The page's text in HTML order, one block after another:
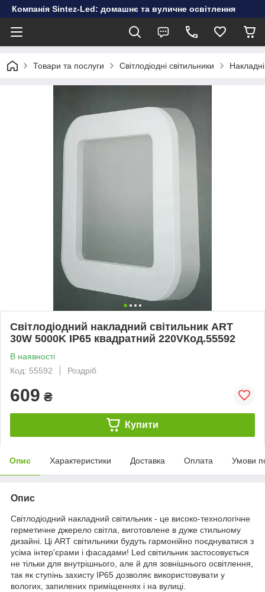
Компанія Sintez-Led: домашнє та вуличне освітлення
Товари та послуги Світлодіодні світильники
Світлодіодний накладний світильник ART
30W 5000K IP65 квадратний 220VКод.55592
В наявності
Код: 55592
Роздріб
609 ₴
Купити
Опис Характеристики Доставка Оплата Умови
Опис
Світлодіодний накладний світильник - це високо-технологічне
герметичне джерело світла, виготовлене в дуже стильному
дизайні. Ці ART світильники будуть гармонійно поєднуватися з
усіма інтер'єрами і фасадами! Led світильник застосовується
не тільки для внутрішнього, але й для зовнішнього освітлення,
так як ступінь захисту IP65 дозволяє використовувати у
вологих, запилених приміщеннях і на вулиці.